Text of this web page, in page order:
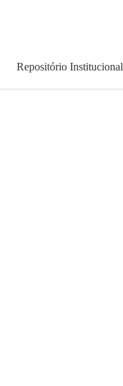
Repositório Institucional